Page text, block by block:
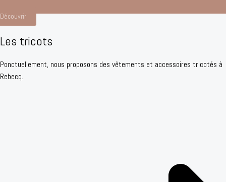
Découvrir
Les tricots
Ponctuellement, nous proposons des vêtements et accessoires tricotés à
Rebecq.